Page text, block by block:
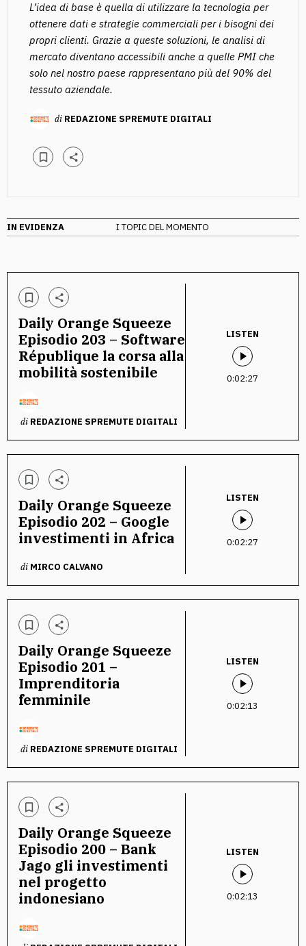
L’idea di base è quella di utilizzare la tecnologia per
ottenere dati e strategie commerciali per i bisogni dei
propri clienti. Grazie a queste soluzioni, le analisi di
mercato diventano accessibili anche a quelle PMI che
solo nel nostro paese rappresentano più del 90% del
tessuto aziendale.
di REDAZIONE SPREMUTE DIGITALI
IN EVIDENZA I TOPIC DEL MOMENTO
Daily Orange Squeeze
Episodio 203 – Software
République la corsa alla
mobilità sostenibile
di REDAZIONE SPREMUTE DIGITALI
LISTEN
0:02:27
Daily Orange Squeeze
Episodio 202 – Google
investimenti in Africa
di MIRCO CALVANO
LISTEN
0:02:27
Daily Orange Squeeze
Episodio 201 –
Imprenditoria
femminile
di REDAZIONE SPREMUTE DIGITALI
LISTEN
0:02:13
Daily Orange Squeeze
Episodio 200 – Bank
Jago gli investimenti
nel progetto
indonesiano
LISTEN
0:02:13